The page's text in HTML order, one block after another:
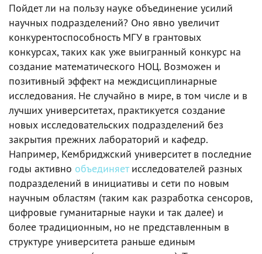
Пойдет ли на пользу науке объединение усилий
научных подразделений? Оно явно увеличит
конкурентоспособность МГУ в грантовых
конкурсах, таких как уже выигранный конкурс на
создание математического НОЦ. Возможен и
позитивный эффект на междисциплинарные
исследования. Не случайно в мире, в том числе и в
лучших университетах, практикуется создание
новых исследовательских подразделений без
закрытия прежних лабораторий и кафедр.
Например, Кембриджский университет в последние
годы активно объединяетисследователей разных
подразделений в инициативы и сети по новым
научным областям (таким как разработка сенсоров,
цифровые гуманитарные науки и так далее) и
более традиционным, но не представленным в
структуре университета раньше единым